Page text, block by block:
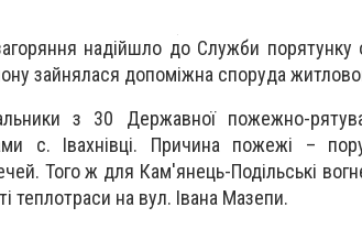
надійшло до Служби порятунку о
зайнялася допоміжна споруда
з 30 Державної пожежно-
с. Івахнівці. Причина пожежі –
Того ж для Кам'янець-Подільські
теплотраси на вул. Івана Мазепи.